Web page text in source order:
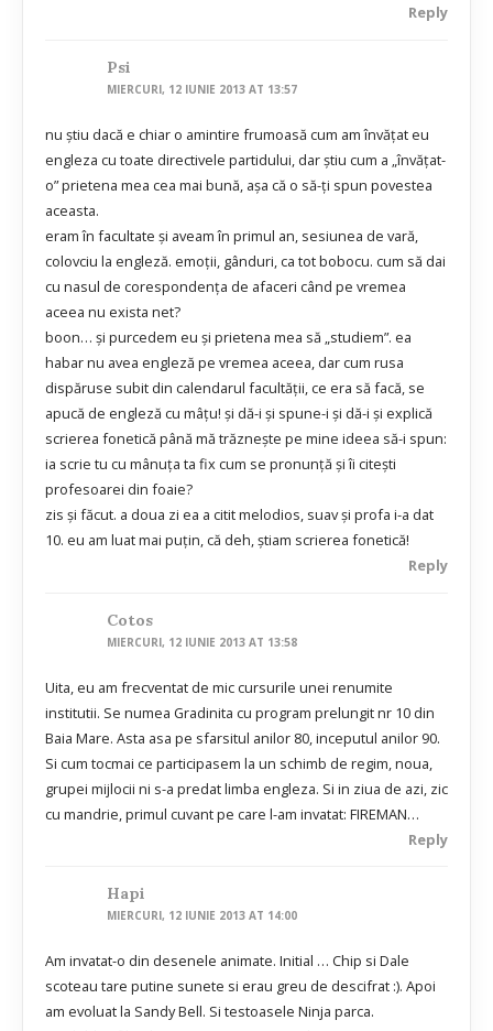
Reply
Psi
MIERCURI, 12 IUNIE 2013 AT 13:57
nu ştiu dacă e chiar o amintire frumoasă cum am învăţat eu
engleza cu toate directivele partidului, dar ştiu cum a „învăţat-
o” prietena mea cea mai bună, aşa că o să-ţi spun povestea
aceasta.
eram în facultate şi aveam în primul an, sesiunea de vară,
colovciu la engleză. emoţii, gânduri, ca tot bobocu. cum să dai
cu nasul de corespondenţa de afaceri când pe vremea
aceea nu exista net?
boon… şi purcedem eu şi prietena mea să „studiem”. ea
habar nu avea engleză pe vremea aceea, dar cum rusa
dispăruse subit din calendarul facultăţii, ce era să facă, se
apucă de engleză cu mâţu! şi dă-i şi spune-i şi dă-i şi explică
scrierea fonetică până mă trăzneşte pe mine ideea să-i spun:
ia scrie tu cu mânuţa ta fix cum se pronunţă şi îi citeşti
profesoarei din foaie?
zis şi făcut. a doua zi ea a citit melodios, suav şi profa i-a dat
10. eu am luat mai puţin, că deh, ştiam scrierea fonetică!
Reply
Cotos
MIERCURI, 12 IUNIE 2013 AT 13:58
Uita, eu am frecventat de mic cursurile unei renumite
institutii. Se numea Gradinita cu program prelungit nr 10 din
Baia Mare. Asta asa pe sfarsitul anilor 80, inceputul anilor 90.
Si cum tocmai ce participasem la un schimb de regim, noua,
grupei mijlocii ni s-a predat limba engleza. Si in ziua de azi, zic
cu mandrie, primul cuvant pe care l-am invatat: FIREMAN…
Reply
Hapi
MIERCURI, 12 IUNIE 2013 AT 14:00
Am invatat-o din desenele animate. Initial … Chip si Dale
scoteau tare putine sunete si erau greu de descifrat :). Apoi
am evoluat la Sandy Bell. Si testoasele Ninja parca.